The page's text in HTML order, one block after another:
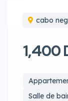
cabo
1,400
Salle de